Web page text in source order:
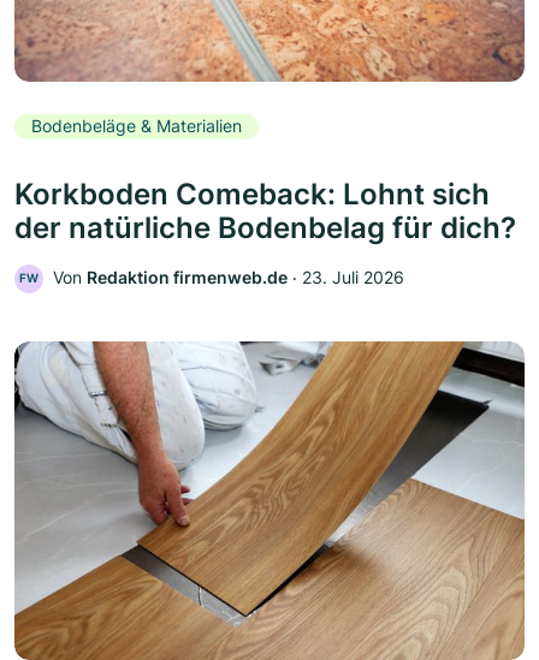
Bodenbeläge & Materialien
Korkboden Comeback: Lohnt sich
der natürliche Bodenbelag für dich?
FW Von Redaktion firmenweb.de ‧ 23. Juli 2026